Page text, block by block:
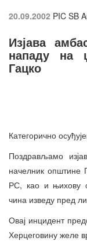
20.09.2002 PIC SB
Изјава
нападу на
Гацко
Категорично
Поздрављамо
начелник општине
РС, као и њихову
чина изведу пред
Овај инцидент
Херцеговину желе